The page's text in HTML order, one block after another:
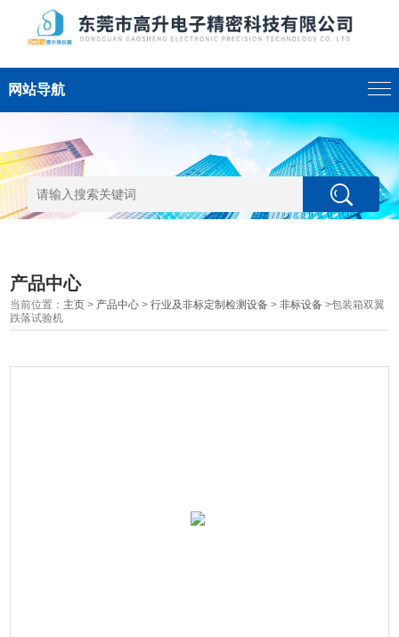
网站导航
产品中心
当前位置： 主页 > 产品中心 >行业及非标定制检测设备 >非标设备 >包装箱双翼
跌落试验机